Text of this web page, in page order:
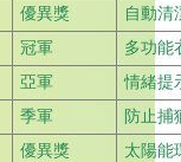
優異獎
自動清
冠軍
多功能
亞軍
情緒提
季軍
防止捕
優異獎
太陽能